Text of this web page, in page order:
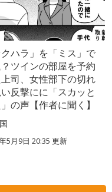
クハラ」を「ミス」で
ツインの部屋を予約
上司、女性部下の切れ
反撃にに「スカッと
の声【作者に聞く】
5月9日 20:35 更新